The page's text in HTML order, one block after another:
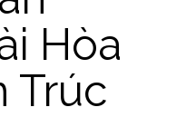
Hòa
Trúc